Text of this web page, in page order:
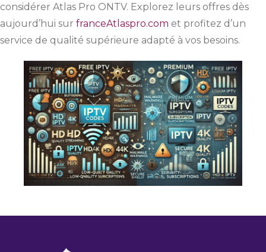
considérer Atlas Pro ONTV. Explorez leurs offres dès
aujourd’hui sur franceAtlaspro.com et profitez d’un
service de qualité supérieure adapté à vos besoins.